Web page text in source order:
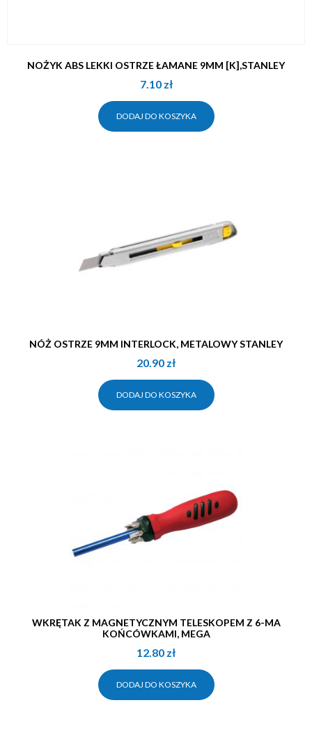
NOŻYK ABS LEKKI OSTRZE ŁAMANE 9MM [K],STANLEY
7.10 zł
DODAJ DO KOSZYKA
NÓŻ OSTRZE 9MM INTERLOCK, METALOWY STANLEY
20.90 zł
DODAJ DO KOSZYKA
WKRĘTAK Z MAGNETYCZNYM TELESKOPEM Z 6-MA
KOŃCÓWKAMI, MEGA
12.80 zł
DODAJ DO KOSZYKA